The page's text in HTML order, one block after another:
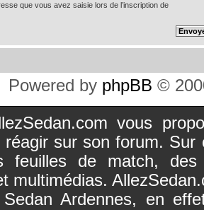
que vous avez saisie lors de l’inscription de
Powered by phpBB ©
vous
sur son forum.
feuilles de match, des
multimédias.
Ardennes, en